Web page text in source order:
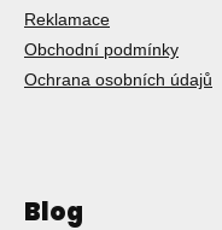
Reklamace
Obchodní podmínky
Ochrana osobních údajů
Blog